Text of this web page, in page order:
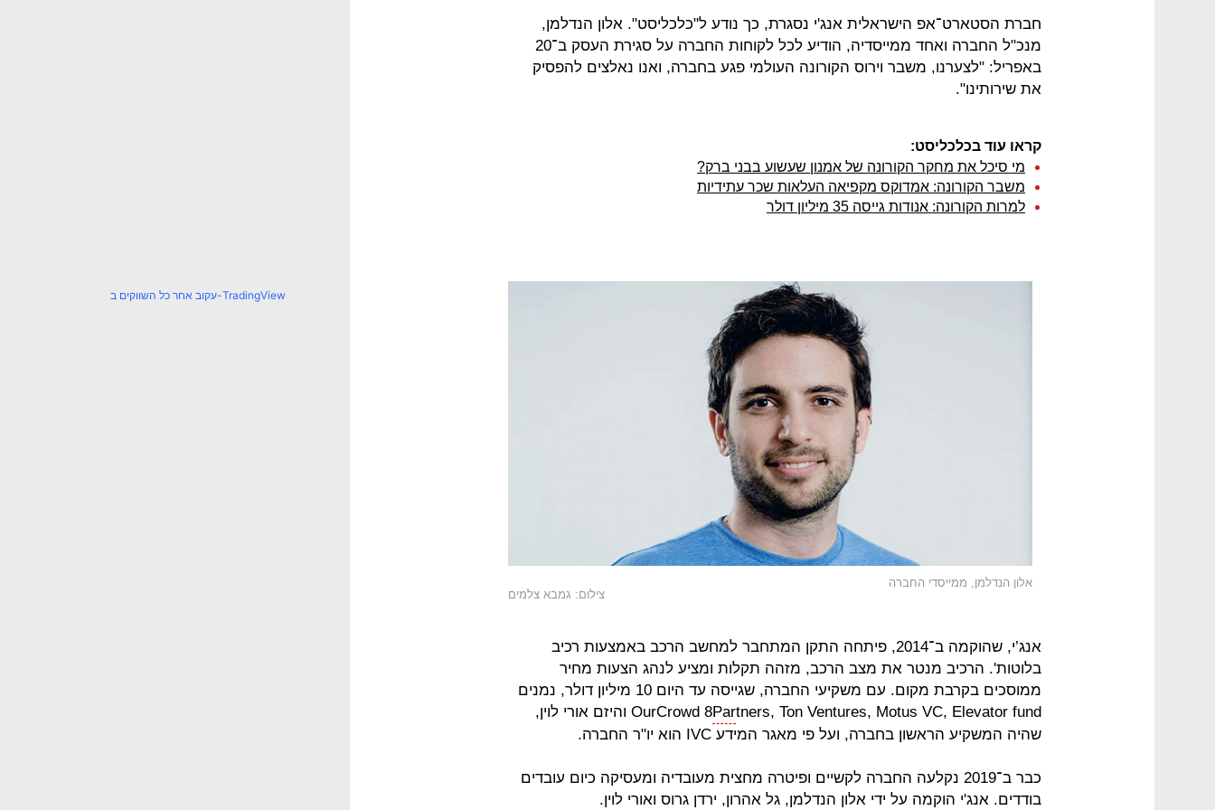
חברת הסטארט־אפ הישראלית אנג'י נסגרת, כך נודע ל"כלכליסט". אלון הנדלמן,
מנכ"ל החברה ואחד ממייסדיה, הודיע לכל לקוחות החברה על סגירת העסק ב־20
באפריל: "לצערנו, משבר וירוס הקורונה העולמי פגע בחברה, ואנו נאלצים להפסיק
את שירותינו".
קראו עוד בכלכליסט:
מי סיכל את מחקר הקורונה של אמנון שעשוע בבני ברק?
משבר הקורונה: אמדוקס מקפיאה העלאות שכר עתידיות
למרות הקורונה: אנודות גייסה 35 מיליון דולר
אלון הנדלמן, ממייסדי החברה
צילום: גמבא צלמים
אנג’י, שהוקמה ב־2014, פיתחה התקן המתחבר למחשב הרכב באמצעות רכיב
בלוטות'. הרכיב מנטר את מצב הרכב, מזהה תקלות ומציע לנהג הצעות מחיר
ממוסכים בקרבת מקום. עם משקיעי החברה, שגייסה עד היום 10 מיליון דולר, נמנים
OurCrowd 8Par
tners, Ton Ventures, Motus VC, Elevator fund והיזם אורי לוין,
שהיה המשקיע הראשון בחברה, ועל פי מאגר המידע IVC הוא יו"ר החברה.
כבר ב־2019 נקלעה החברה לקשיים ופיטרה מחצית מעובדיה ומעסיקה כיום עובדים
בודדים. אנג'י הוקמה על ידי אלון הנדלמן, גל אהרון, ירדן גרוס ואורי לוין.
עקוב אחר כל השווקים ב-TradingView